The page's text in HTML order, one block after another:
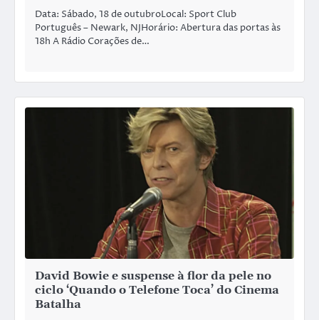
Data: Sábado, 18 de outubroLocal: Sport Club
Português – Newark, NJHorário: Abertura das portas às
18h A Rádio Corações de…
David Bowie e suspense à flor da pele no
ciclo ‘Quando o Telefone Toca’ do Cinema
Batalha